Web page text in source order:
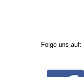
Folge uns auf: